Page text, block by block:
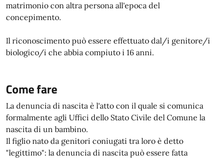
matrimonio con altra persona all'epoca del
concepimento.
Il riconoscimento può essere effettuato dal/i genitore/i
biologico/i che abbia compiuto i 16 anni.
Come fare
La denuncia di nascita è l'atto con il quale si comunica
formalmente agli Uffici dello Stato Civile del Comune la
nascita di un bambino.
Il figlio nato da genitori coniugati tra loro è detto
"legittimo": la denuncia di nascita può essere fatta